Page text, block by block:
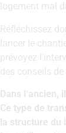
logement mal
Réfléchissez
lancer le
prévoyez
des conseils de
Dans
Ce type de
la structure du